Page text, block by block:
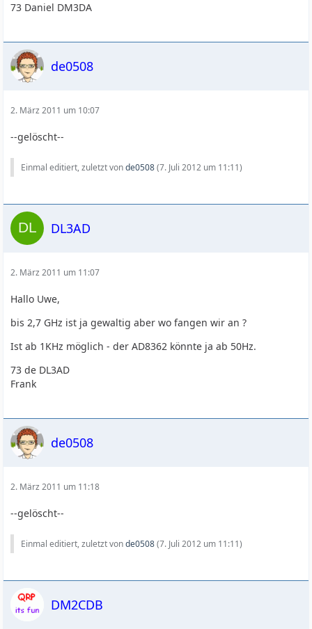
73 Daniel DM3DA
de0508
2. März 2011 um 10:07
--gelöscht--
Einmal editiert, zuletzt vonde0508(7. Juli 2012 um 11:11)
DL3AD
2. März 2011 um 11:07
Hallo Uwe,
bis 2,7 GHz ist ja gewaltig aber wo fangen wir an ?
Ist ab 1KHz möglich - der AD8362 könnte ja ab 50Hz.
73 de DL3AD
Frank
de0508
2. März 2011 um 11:18
--gelöscht--
Einmal editiert, zuletzt vonde0508(7. Juli 2012 um 11:11)
DM2CDB